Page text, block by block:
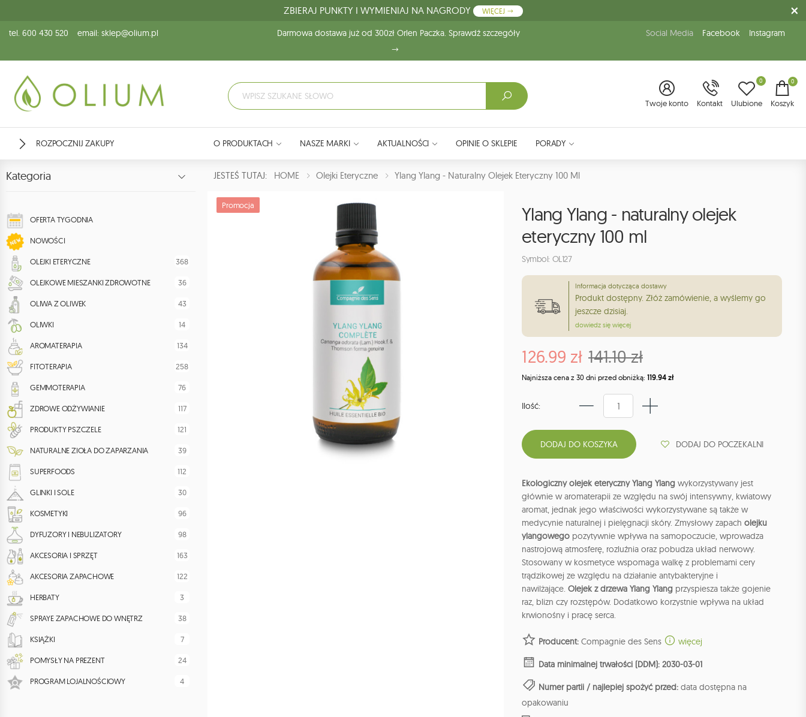
ZBIERAJ PUNKTY I WYMIENIAJ NA NAGRODY WIĘCEJ
tel. 600 430 520 email: sklep@olium.pl Darmowa dostawa już od 300zł Orlen Paczka. Sprawdź szczegóły Social Media Facebook Instagram
Twoje konto Kontakt Ulubione
0 0
Koszyk
ROZPOCZNIJ ZAKUPY O PRODUKTACH NASZE MARKI AKTUALNOŚCI OPINIE O SKLEPIE PORADY
Kategoria
OFERTA TYGODNIA
NOWOŚCI
OLEJKI ETERYCZNE 368
OLEJKOWE MIESZANKI ZDROWOTNE 36
OLIWA Z OLIWEK 43
OLIWKI 14
AROMATERAPIA 134
FITOTERAPIA 258
GEMMOTERAPIA 76
ZDROWE ODŻYWIANIE 117
PRODUKTY PSZCZELE 121
NATURALNE ZIOŁA DO ZAPARZANIA 39
SUPERFOODS 112
GLINKI I SOLE 30
KOSMETYKI 96
DYFUZORY I NEBULIZATORY 98
AKCESORIA I SPRZĘT 163
AKCESORIA ZAPACHOWE 122
HERBATY 3
SPRAYE ZAPACHOWE DO WNĘTRZ 38
KSIĄŻKI 7
POMYSŁY NA PREZENT 24
PROGRAM LOJALNOŚCIOWY 4
JESTEŚ TUTAJ: HOME Olejki Eteryczne Ylang Ylang - Naturalny Olejek Eteryczny 100 Ml
Promocja
Ylang Ylang - naturalny olejek
eteryczny 100 ml
Symbol: OL127
Informacja dotycząca dostawy
Produkt dostępny. Złóż zamówienie, a wyślemy go
jeszcze dzisiaj.
dowiedz się więcej
126.99 zł 141.10 zł
Najniższa cena z 30 dni przed obniżką: 119.94 zł
Ilość:
DODAJ DO POCZEKALNI
Ekologiczny olejek eteryczny Ylang Ylang wykorzystywany jest
głównie w aromaterapii ze względu na swój intensywny, kwiatowy
aromat, jednak jego właściwości wykorzystywane są także w
medycynie naturalnej i pielęgnacji skóry. Zmysłowy zapach olejku
ylangowego pozytywnie wpływa na samopoczucie, wprowadza
nastrojową atmosferę, rozluźnia oraz pobudza układ nerwowy.
Stosowany w kosmetyce wspomaga walkę z problemami cery
trądzikowej ze względu na działanie antybakteryjne i
nawilżające. Olejek z drzewa Ylang Ylang przyspiesza także gojenie
raz, blizn czy rozstępów. Dodatkowo korzystnie wpływa na układ
krwionośny i pracę serca.
Producent: Compagnie des Sens więcej
Data minimalnej trwałości (DDM): 2030-03-01
Numer partii / najlepiej spożyć przed: data dostępna na
opakowaniu